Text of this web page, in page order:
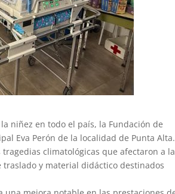
niñez en todo el país, la Fundación de
Eva Perón de la localidad de Punta Alta.
climatológicas que afectaron a la
y material didáctico destinados